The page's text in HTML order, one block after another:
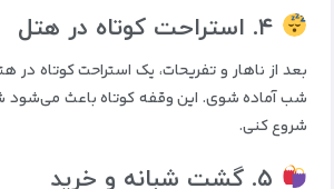
بعد از ناهار و تفریحات، یک استراحت کوتاه در
شب آماده شوی. این وقفه کوتاه باعث می‌شود
شروع کنی.